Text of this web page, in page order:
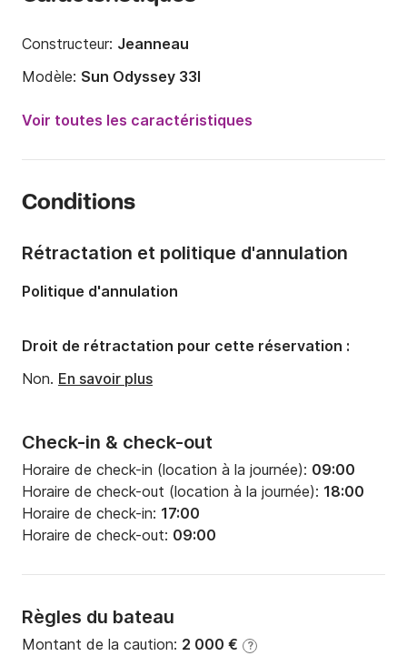
Constructeur: Jeanneau
Modèle: Sun Odyssey 33I
Année:
Nombre de couchages:
Nombre de salles de bains:
Tirant d'eau:1.9m
Puissance moteur:20cv
Voir toutes les caractéristiques
Conditions
Check-in & check-out
Horaire de check-in (location à la journée): 09:00
Horaire de check-out (location à la journée): 18:00
Horaire de check-in: 17:00
Horaire de check-out: 09:00
Règles du bateau
Montant de la caution: 2 000 € ?
Rétractation et politique d'annulation
Politique d'annulation
Droit de rétractation pour cette réservation :
Non. En savoir plus